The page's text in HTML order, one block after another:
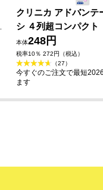
クリニカ アドバンテ
シ ４列超コンパクト
シ ふつう ライオン
本体248円
税率10％ 272円（税込）
（27）
今すぐのご注文で最短
ます